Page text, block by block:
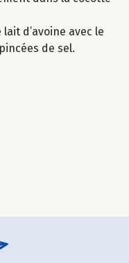
d’avoine avec le
de sel.